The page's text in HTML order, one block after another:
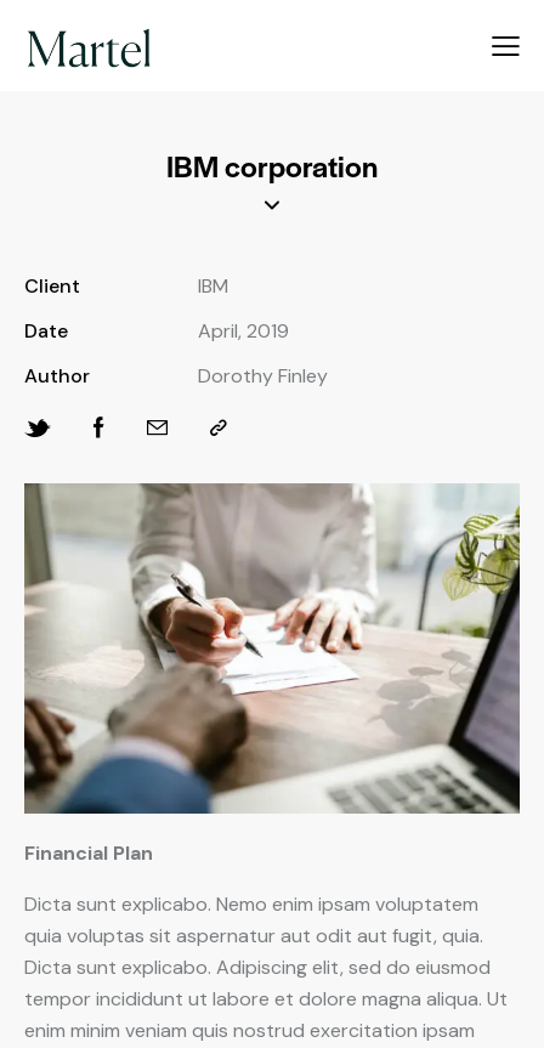
IBM corporation
Financial Plan
Dicta sunt explicabo. Nemo enim ipsam voluptatem
quia voluptas sit aspernatur aut odit aut fugit, quia.
Dicta sunt explicabo. Adipiscing elit, sed do eiusmod
tempor incididunt ut labore et dolore magna aliqua. Ut
enim minim veniam quis nostrud exercitation ipsam
Client
IBM
Date
April, 2019
Author
Dorothy Finley